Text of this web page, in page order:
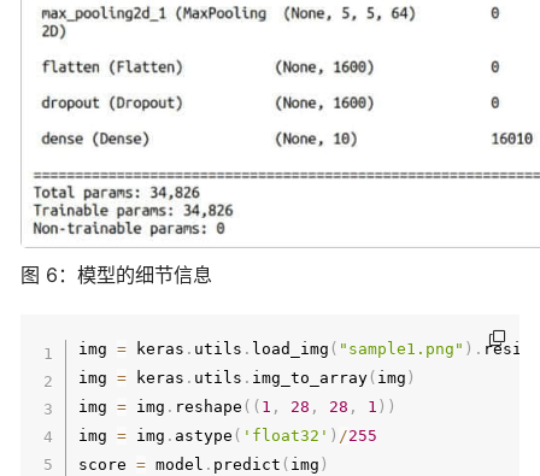
图 6：模型的细节信息
img = keras . utils . load_img ( "sample1.png" ) .
img = keras . utils . img_to_array( img )
img = img . reshape ( ( 1 , 28 , 28 , 1 ) )
img = img . astype ( 'float32' ) /255
score = model . predict ( img )